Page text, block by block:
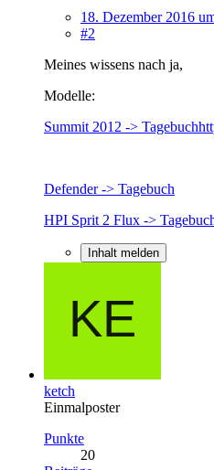
18. Dezember 2016
#2
Meines wissens nach ja,
Modelle:
Summit 2012 -> Tagebuch
Defender -> Tagebuch
HPI Sprit 2 Flux ->
Inhalt melden
ketch
Einmalposter
Punkte
20